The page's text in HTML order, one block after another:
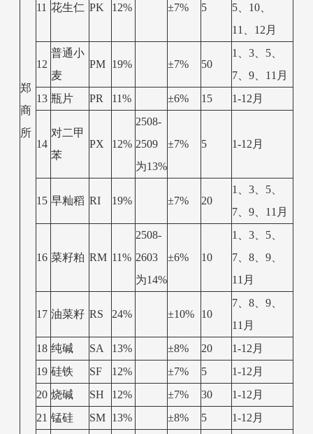
郑
商
所
11 花生仁 PK 12% ±7% 5
5、10、
11、12月
12
普通小
麦
PM 19% ±7% 50
1、3、5、
7、9、11月
13 瓶片 PR 11% ±6% 15 1-12月
14
对二甲
苯
PX 12%
2508-
2509
为13%
±7% 5 1-12月
15 早籼稻 RI 19% ±7% 20
1、3、5、
7、9、11月
16 菜籽粕 RM 11%
2508-
2603
为14%
±6% 10
1、3、5、
7、8、9、
11月
17 油菜籽 RS 24% ±10% 10
7、8、9、
11月
18 纯碱 SA 13% ±8% 20
1-12月
19 硅铁 SF 12% ±7% 5
1-12月
20 烧碱 SH 12% ±7% 30
1-12月
21 锰硅 SM 13% ±8% 5 1-12月